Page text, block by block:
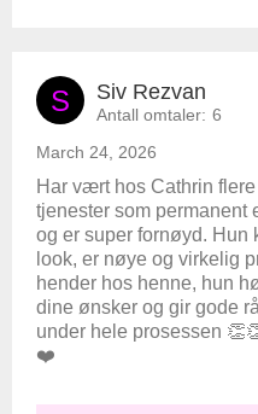
S Siv Rezvan
Antall omtaler: 6
March 24, 2026
Har vært hos Cathrin
tjenester som permanent
og er super fornøyd. Hun
look, er nøye og virkelig
hender hos henne, hun
dine ønsker og gir gode
under hele prosessen
❤️